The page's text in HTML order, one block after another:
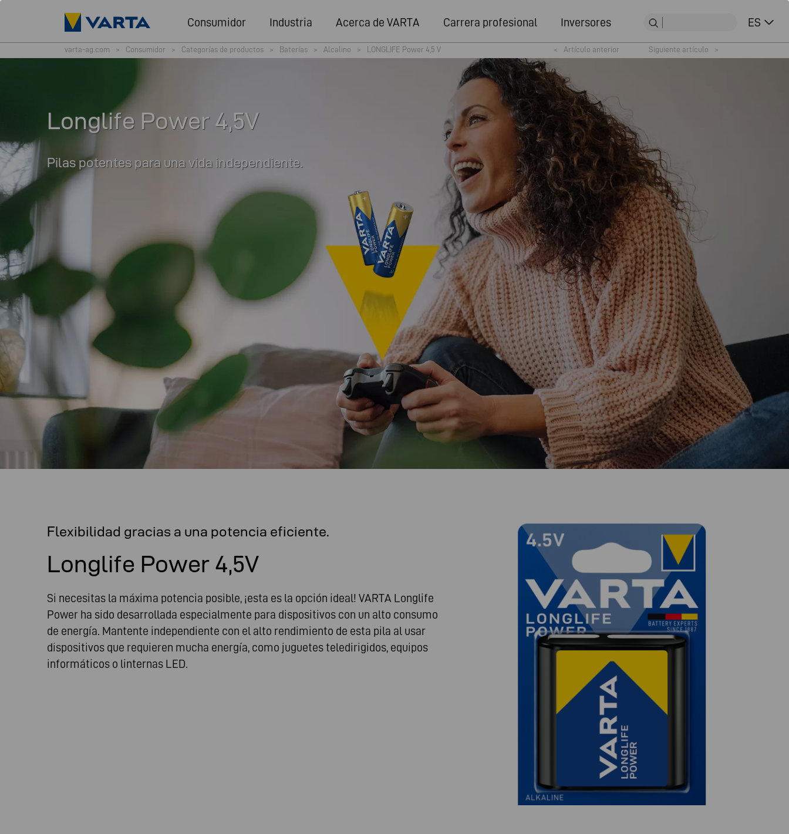
Consumidor Industria Acerca de VARTA Carrera profesional Inversores ES
varta-ag.com > Consumidor > Categorías de productos > Baterías > Alcalino > LONGLIFE Power 4,5 V < Artículo anterior Siguiente artículo >
Longlife Power 4,5V
Pilas potentes para una vida independiente.
Flexibilidad gracias a una potencia eficiente.
Longlife Power 4,5V
Si necesitas la máxima potencia posible, ¡esta es la opción ideal! VARTA Longlife
Power ha sido desarrollada especialmente para dispositivos con un alto consumo
de energía. Mantente independiente con el alto rendimiento de esta pila al usar
dispositivos que requieren mucha energía, como juguetes teledirigidos, equipos
informáticos o linternas LED.